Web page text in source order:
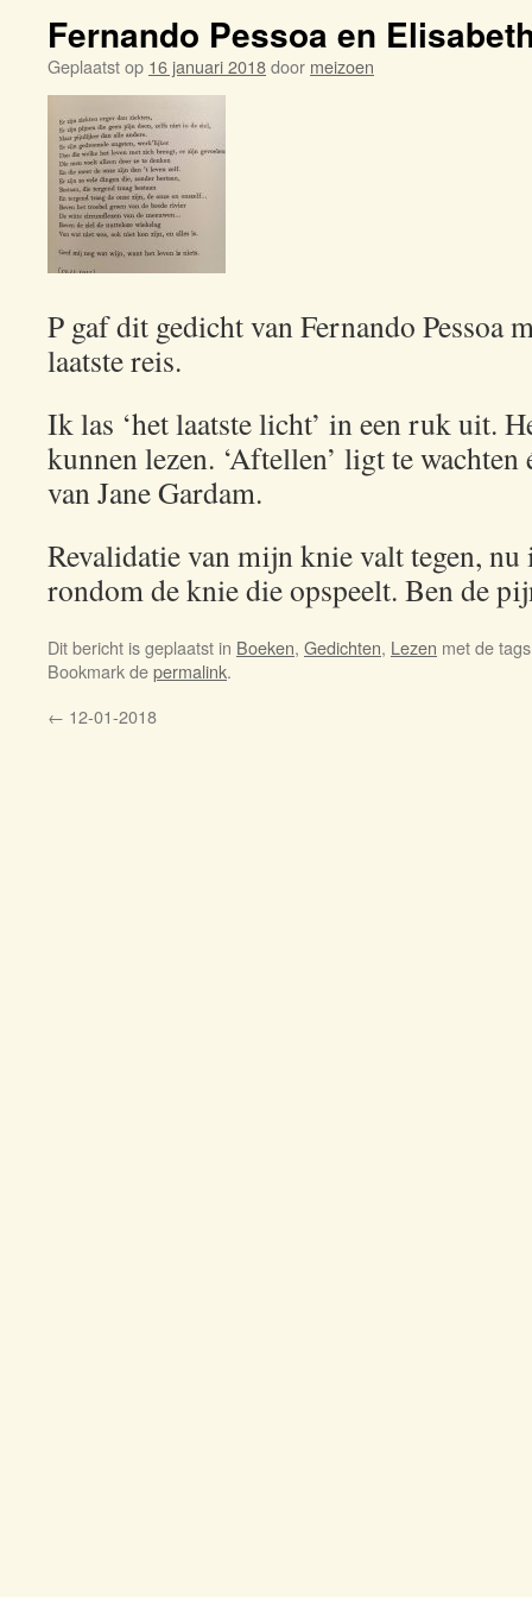
Fernando Pessoa en
Geplaatst op 16 januari 2018door meizoen
P gaf dit gedicht van Fernando Pessoa
laatste reis.
Ik las ‘het laatste licht’ in een ruk uit.
kunnen lezen. ‘Aftellen’ ligt te wachten
van Jane Gardam.
Revalidatie van mijn knie valt tegen, nu
rondom de knie die opspeelt. Ben de
Dit bericht is geplaatst in Boeken, Gedichten, Lezen met de
Bookmark depermalink.
← 12-01-2018